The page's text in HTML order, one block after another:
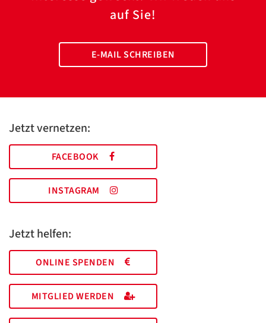
auf Sie!
E-MAIL SCHREIBEN
Jetzt vernetzen:
FACEBOOK
INSTAGRAM
Jetzt helfen:
ONLINE SPENDEN
MITGLIED WERDEN